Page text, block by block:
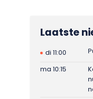
Laatste
di 11:00
ma 10:15